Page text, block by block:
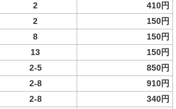
2 410円
2
150円
8
150円
13
150円
2-5
850円
2-8 910円
2-8
340円